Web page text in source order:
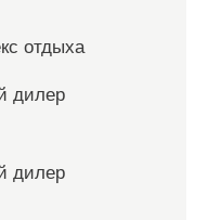
отдыха
дилер
дилер